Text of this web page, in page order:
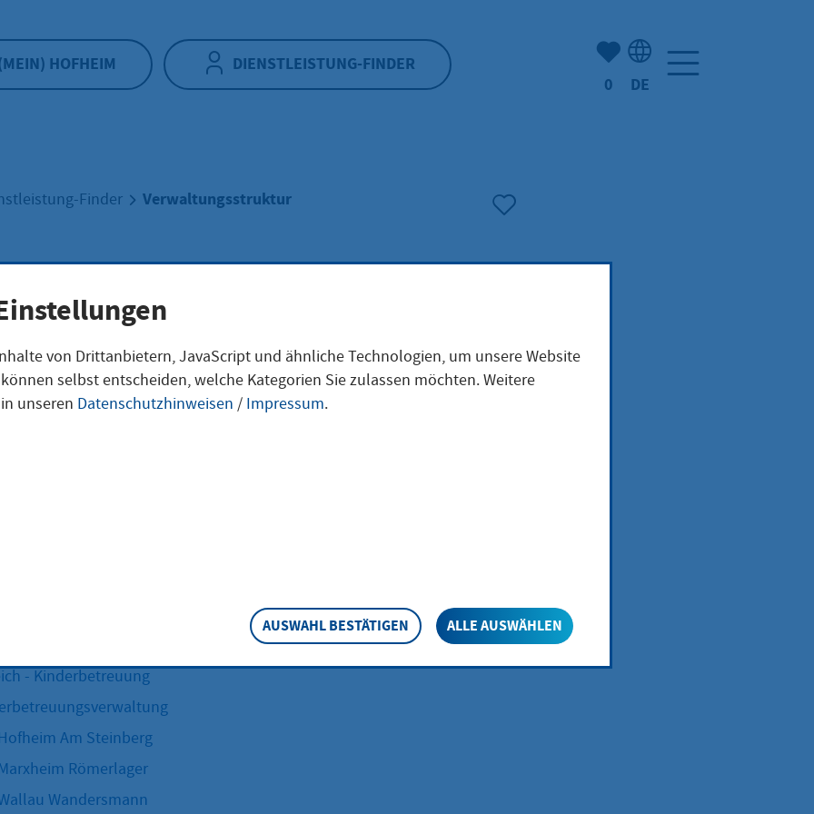
HOFHEIM DIENSTLEISTUNG-FINDER
Anzahl der gemerkten
0 DE
Finder Verwaltungsstruktur
am Taunus
und Gebühren
- Kinderbetreuung
Am Steinberg
Römerlager
Wandersmann
von Drittanbietern, JavaScript und ähnliche Technologien, um unsere Website
selbst entscheiden, welche Kategorien Sie zulassen möchten. Weitere
unseren Datenschutzhinweisen / Impressum.
AUSWAHL BESTÄTIGEN ALLE AUSWÄHLEN